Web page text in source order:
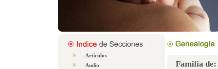
Artículos
Audio
Familia de: